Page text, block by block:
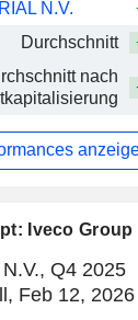
Iveco Group
Q4 2025
Feb 12, 2026
N.V.
Durchschnitt
nach